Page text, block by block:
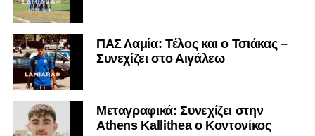
ΠΑΣ Λαμία: Τέλος και ο Τσιάκας –
Συνεχίζει στο Αιγάλεω
Mεταγραφικά: Συνεχίζει στην
Athens Kallithea ο Κοντονίκος